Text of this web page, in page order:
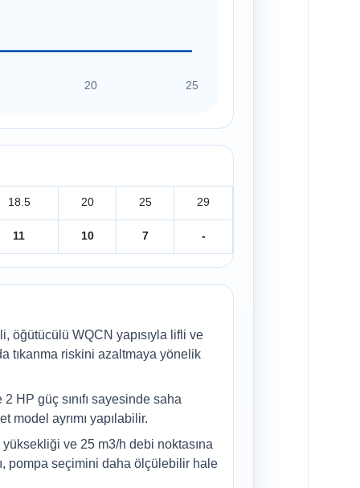
20 25
18.5 20 25 29
11 10 7 -
öğütücülü WQCN yapısıyla lifli ve
tıkanma riskini azaltmaya yönelik
HP güç sınıfı sayesinde saha
model ayrımı yapılabilir.
ve 25 m3/h debi noktasına
pompa seçimini daha ölçülebilir hale